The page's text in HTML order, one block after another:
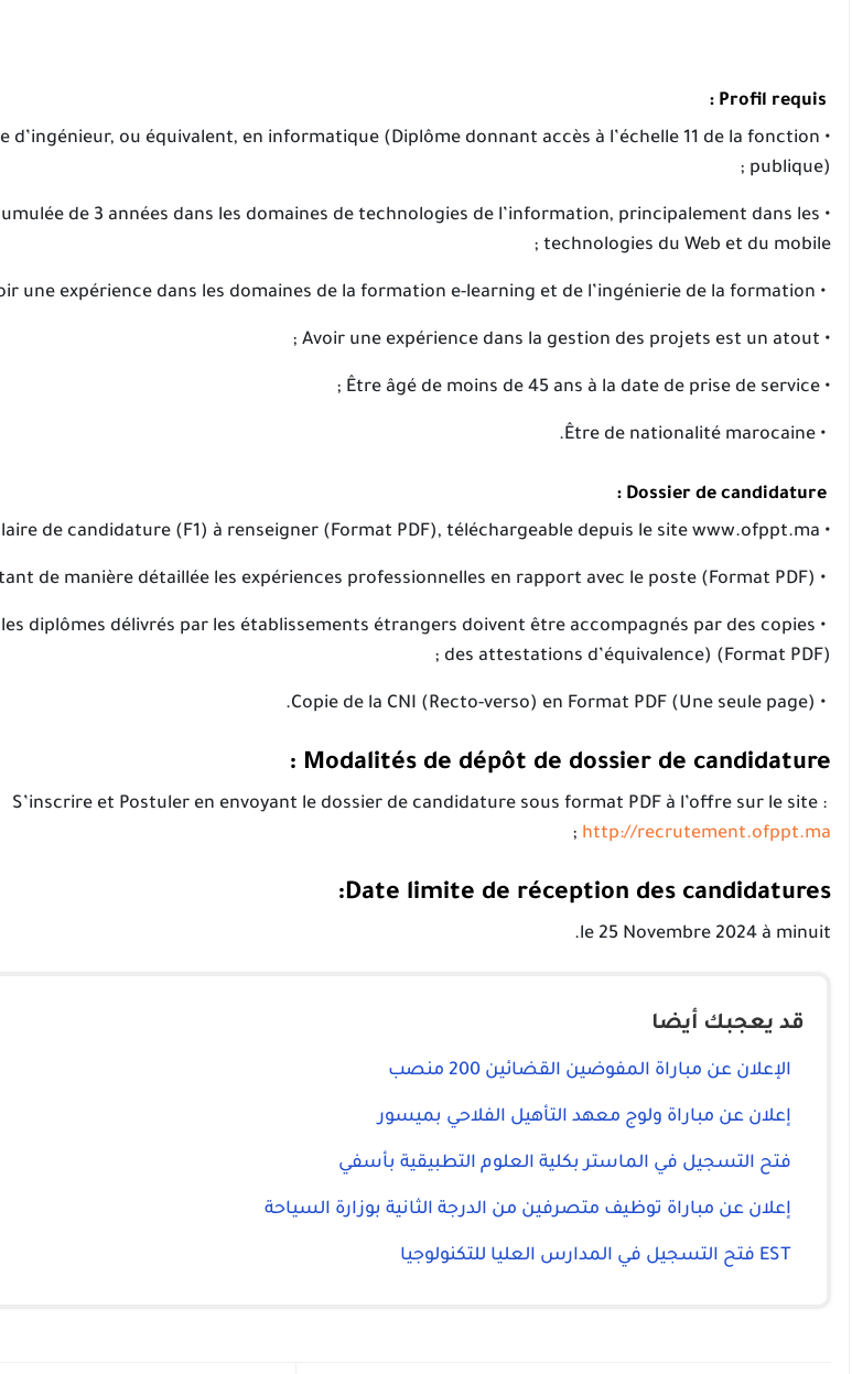
d’ingénieur, ou équivalent, en informatique (Diplôme donnant accès à l’échelle 11 de la fonction
publique) ;
de 3 années dans les domaines de technologies de l’information, principalement dans les
technologies du Web et du mobile ;
• Avoir une expérience dans les domaines de la formation e-learning et de l’ingénierie de la formation ;
• Avoir une expérience dans la gestion des projets est un atout ;
• Être âgé de moins de 45 ans à la date de prise de service ;
• Être de nationalité marocaine.
• Formulaire de candidature (F1) à renseigner (Format PDF), téléchargeable depuis le site www.ofppt.ma;
• CV actualisé et explicitant de manière détaillée les expériences professionnelles en rapport avec le poste (Format PDF) ;
(les diplômes délivrés par les établissements étrangers doivent être accompagnés par des copies
des attestations d’équivalence) (Format PDF) ;
• Copie de la CNI (Recto-verso) en Format PDF (Une seule page).
Modalités de dépôt de dossier de candidature :
http://recrutement.ofppt.ma
;
Date limite de réception des candidatures:
le 25 Novembre 2024 à minuit.
قد يعجبك أيضا
الإعلان عن مباراة المفوضين القضائين 200 منصب
إعلان عن مباراة ولوج معهد التأهيل الفلاحي بميسور
فتح التسجيل في الماستر بكلية العلوم التطبيقية بأسفي
إعلان عن مباراة توظيف متصرفين من الدرجة الثانية بوزارة السياحة
EST فتح التسجيل في المدارس العليا للتكنولوجيا